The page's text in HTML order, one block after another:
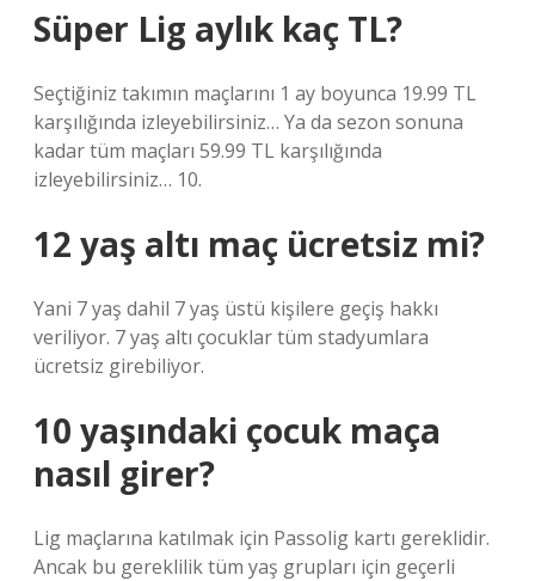
Süper Lig aylık kaç TL?
Seçtiğiniz takımın maçlarını 1 ay boyunca 19.99 TL
karşılığında izleyebilirsiniz… Ya da sezon sonuna
kadar tüm maçları 59.99 TL karşılığında
izleyebilirsiniz… 10.
12 yaş altı maç ücretsiz mi?
Yani 7 yaş dahil 7 yaş üstü kişilere geçiş hakkı
veriliyor. 7 yaş altı çocuklar tüm stadyumlara
ücretsiz girebiliyor.
10 yaşındaki çocuk maça
nasıl girer?
Lig maçlarına katılmak için Passolig kartı gereklidir.
Ancak bu gereklilik tüm yaş grupları için geçerli